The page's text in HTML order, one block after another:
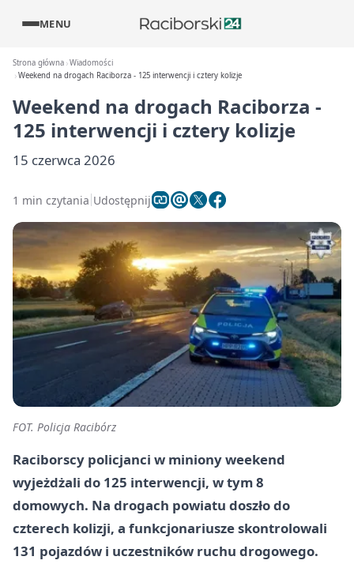
MENU
Strona główna Wiadomości
Weekend na drogach Raciborza - 125 interwencji i cztery kolizje
Weekend na drogach Raciborza -
125 interwencji i cztery kolizje
15 czerwca 2026
1 min czytania Udostępnij
FOT. Policja Racibórz
Raciborscy policjanci w miniony weekend
wyjeżdżali do 125 interwencji, w tym8
domowych. Na drogach powiatu doszło do
czterech kolizji, a funkcjonariusze skontrolowali
131 pojazdów i uczestników ruchu drogowego.